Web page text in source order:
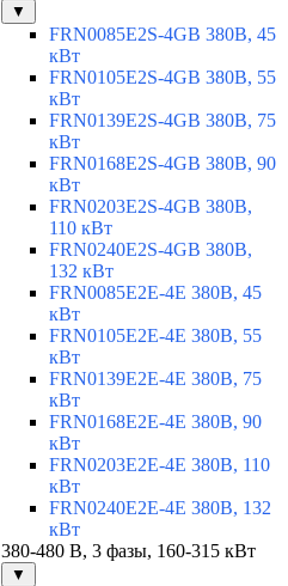
▼
FRN0085E2S-4GB 380В, 45
кВт
FRN0105E2S-4GB 380В, 55
кВт
FRN0139E2S-4GB 380В, 75
кВт
FRN0168E2S-4GB 380В, 90
кВт
FRN0203E2S-4GB 380В,
110 кВт
FRN0240E2S-4GB 380В,
132 кВт
FRN0085E2E-4E 380В, 45
кВт
FRN0105E2E-4E 380В, 55
кВт
FRN0139E2E-4E 380В, 75
кВт
FRN0168E2E-4E 380В, 90
кВт
FRN0203E2E-4E 380В, 110
кВт
FRN0240E2E-4E 380В, 132
кВт
380-480 В, 3 фазы, 160-315 кВт
▼